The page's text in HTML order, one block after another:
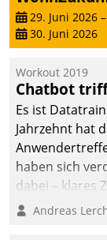
29. Juni 2026 –
30. Juni 2026
Workout 2019
Chatbot
Es ist
Jahrzehnt hat
haben sich
dabei – klares
Fokussierung
Andreas